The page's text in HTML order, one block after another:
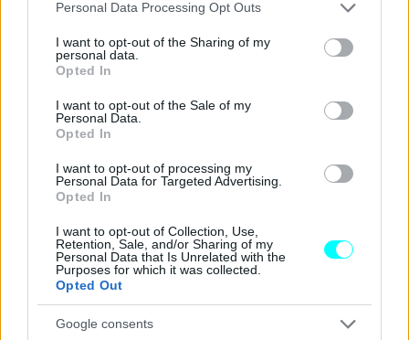
Please note that this website/app uses one or more Google
not limited to your visit or usage behaviour. You may click to
grant or deny consent to Google and its third-party tags to
use your data for below specified purposes in below Google
consent section.
Personal Data Processing Opt Outs
I want to opt-out of the Sharing of my
personal data.
Opted In
I want to opt-out of the Sale of my
Personal Data.
Opted In
I want to opt-out of processing my
Personal Data for Targeted Advertising.
Opted In
I want to opt-out of Collection, Use,
Retention, Sale, and/or Sharing of my
Personal Data that Is Unrelated with the
Purposes for which it was collected.
Opted Out
Google consents